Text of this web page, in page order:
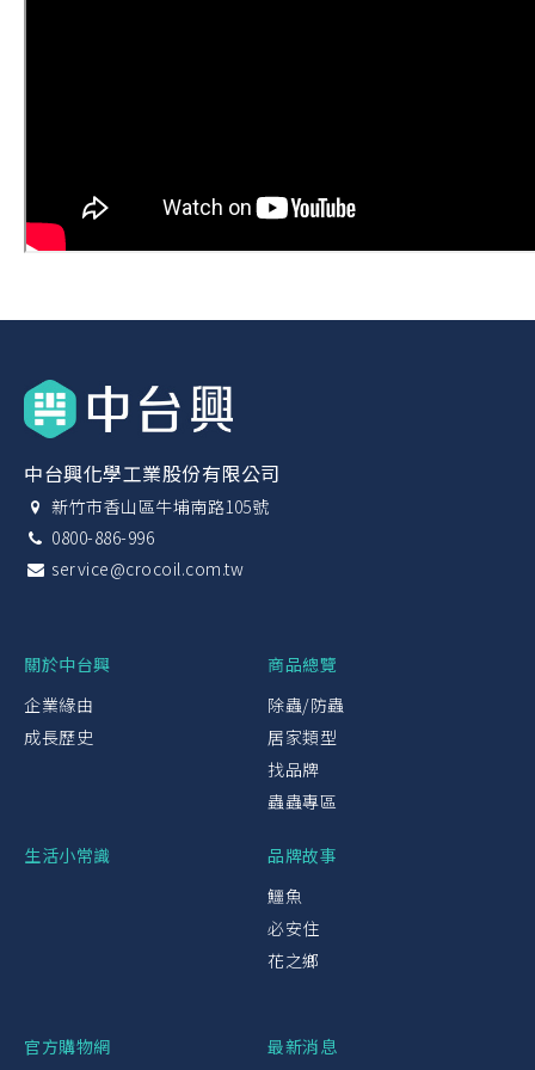
中台興化學工業股份有限公司
新竹市香山區牛埔南路105號
0800-886-996
service@crocoil.com.tw
關於中台興
企業緣由
成長歷史
商品總覽
除蟲/防蟲
居家類型
找品牌
蟲蟲專區
生活小常識
品牌故事
鱷魚
必安住
花之鄉
官方購物網 最新消息